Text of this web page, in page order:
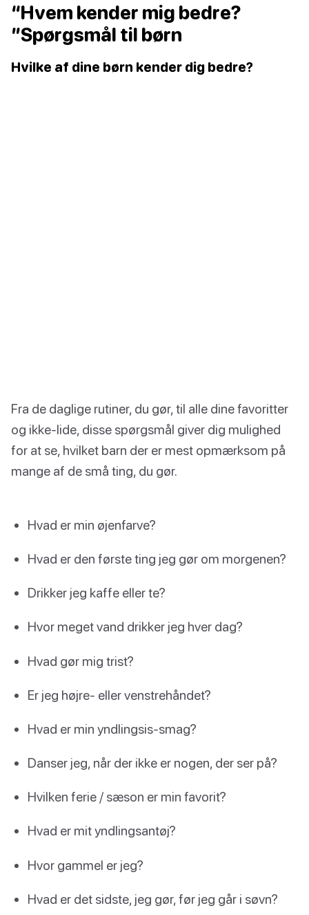
“Hvem kender mig bedre?
”Spørgsmål til børn
Hvilke af dine børn kender dig bedre?
Fra de daglige rutiner, du gør, til alle dine favoritter
og ikke-lide, disse spørgsmål giver dig mulighed
for at se, hvilket barn der er mest opmærksom på
mange af de små ting, du gør.
Hvad er min øjenfarve?
Hvad er den første ting jeg gør om morgenen?
Drikker jeg kaffe eller te?
Hvor meget vand drikker jeg hver dag?
Hvad gør mig trist?
Er jeg højre- eller venstrehåndet?
Hvad er min yndlingsis-smag?
Danser jeg, når der ikke er nogen, der ser på?
Hvilken ferie / sæson er min favorit?
Hvad er mit yndlingsantøj?
Hvor gammel er jeg?
Hvad er det sidste, jeg gør, før jeg går i søvn?